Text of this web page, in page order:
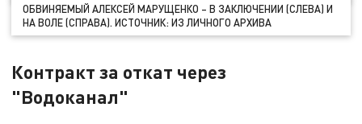
ОБВИНЯЕМЫЙ АЛЕКСЕЙ МАРУЩЕНКО – В ЗАКЛЮЧЕНИИ (СЛЕВА) И
НА ВОЛЕ (СПРАВА). ИСТОЧНИК: ИЗ ЛИЧНОГО АРХИВА
Контракт за откат через
"Водоканал"